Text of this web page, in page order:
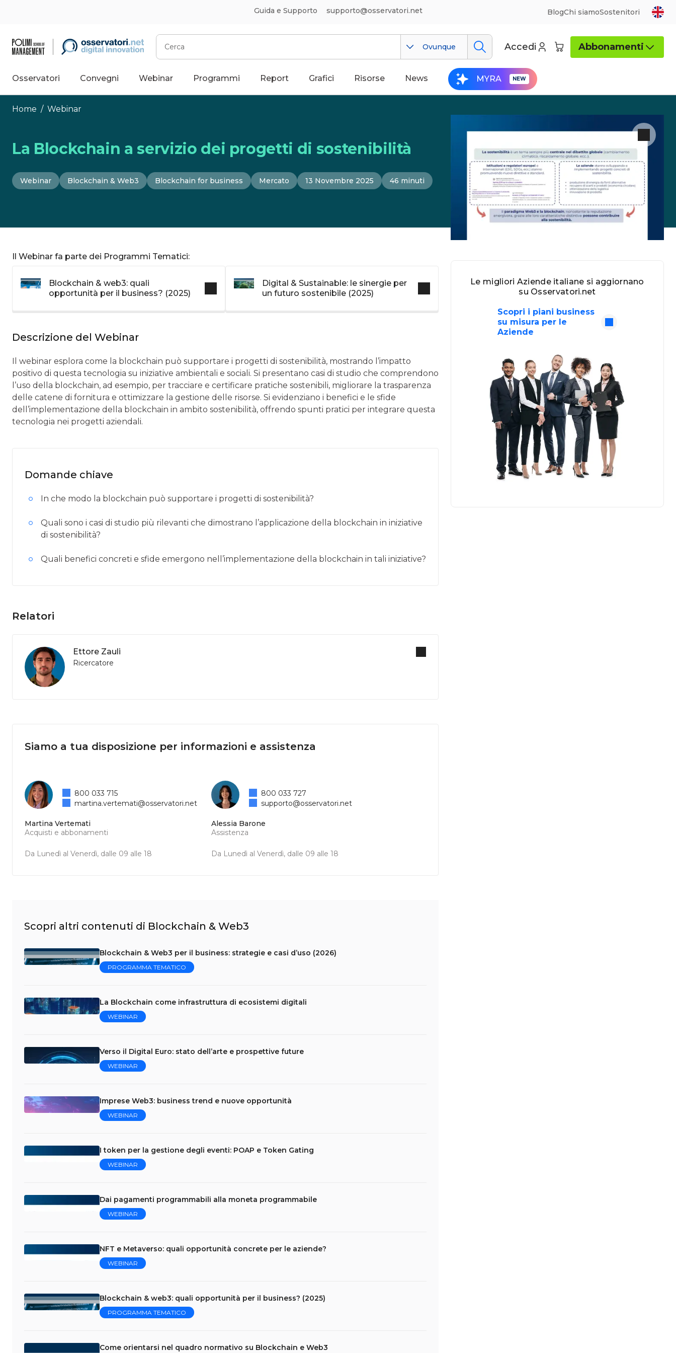
Guida e Supporto supporto@osservatori.net BlogChi siamoSostenitori
Cerca
Ovunque Accedi Abbonamenti
Osservatori Convegni Webinar Programmi Report Grafici Risorse News MYRA
Home / Webinar
La Blockchain a servizio dei progetti di sostenibilità
Webinar Blockchain & Web3 Blockchain for business Mercato 13 Novembre 2025 46 minuti
Il Webinar fa parte dei Programmi Tematici:
Blockchain & web3: quali
opportunità per il business? (2025)
Digital & Sustainable: le sinergie per
un futuro sostenibile (2025)
Descrizione del Webinar
Il webinar esplora come la blockchain può supportare i progetti di sostenibilità, mostrando l’impatto
positivo di questa tecnologia su iniziative ambientali e sociali. Si presentano casi di studio che comprendono
l’uso della blockchain, ad esempio, per tracciare e certificare pratiche sostenibili, migliorare la trasparenza
delle catene di fornitura e ottimizzare la gestione delle risorse. Si evidenziano i benefici e le sfide
dell’implementazione della blockchain in ambito sostenibilità, offrendo spunti pratici per integrare questa
tecnologia nei progetti aziendali.
Domande chiave
In che modo la blockchain può supportare i progetti di sostenibilità?
Quali sono i casi di studio più rilevanti che dimostrano l’applicazione della blockchain in iniziative
di sostenibilità?
Quali benefici concreti e sfide emergono nell’implementazione della blockchain in tali iniziative?
Relatori
Ettore Zauli
Ricercatore
Siamo a tua disposizione per informazioni e assistenza
Martina Vertemati
Acquisti e abbonamenti
Da Lunedì al Venerdì, dalle 09 alle 18
800 033 715
martina.vertemati@osservatori.net
Alessia Barone
Assistenza
Da Lunedì al Venerdì, dalle 09 alle 18
800 033 727
supporto@osservatori.net
Scopri altri contenuti di Blockchain & Web3
Blockchain & Web3 per il business: strategie e casi d’uso (2026)
PROGRAMMA TEMATICO
La Blockchain come infrastruttura di ecosistemi digitali
WEBINAR
Verso il Digital Euro: stato dell’arte e prospettive future
WEBINAR
Imprese Web3: business trend e nuove opportunità
WEBINAR
I token per la gestione degli eventi: POAP e Token Gating
WEBINAR
Dai pagamenti programmabili alla moneta programmabile
WEBINAR
NFT e Metaverso: quali opportunità concrete per le aziende?
WEBINAR
Blockchain & web3: quali opportunità per il business? (2025)
PROGRAMMA TEMATICO
Come orientarsi nel quadro normativo su Blockchain e Web3
Le migliori Aziende italiane si aggiornano
su Osservatori.net
Scopri i piani business
su misura per le
Aziende